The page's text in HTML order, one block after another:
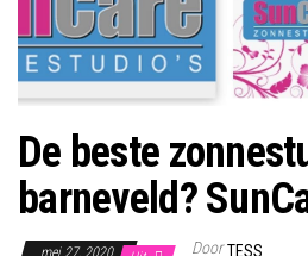
De beste
barneveld?
mei 27, 2020 Door TESS